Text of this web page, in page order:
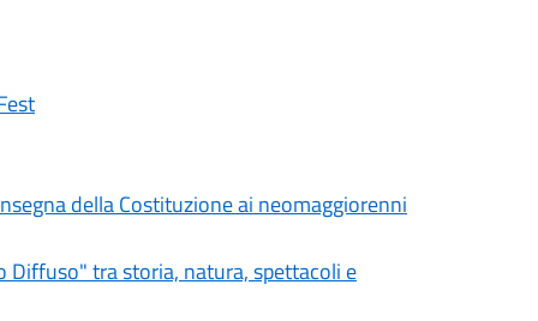
della Costituzione ai neomaggiorenni
Diffuso" tra storia, natura, spettacoli e